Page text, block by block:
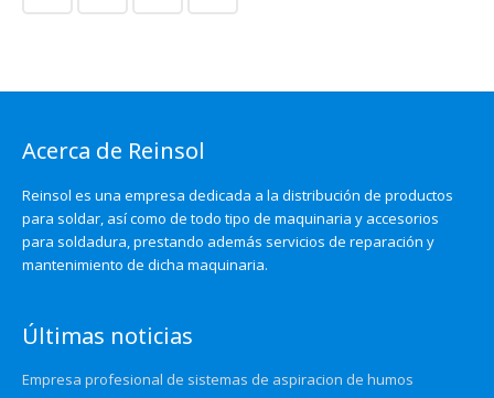
Acerca de Reinsol
Reinsol es una empresa dedicada a la distribución de productos
para soldar, así como de todo tipo de maquinaria y accesorios
para soldadura, prestando además servicios de reparación y
mantenimiento de dicha maquinaria.
Últimas noticias
Empresa profesional de sistemas de aspiracion de humos